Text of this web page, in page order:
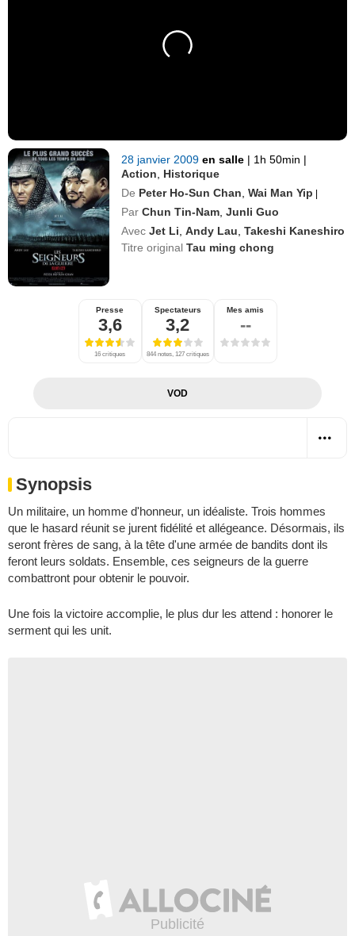
28 janvier 2009en salle | 1h 50min |
Action
Historique
De Peter Ho-Sun Chan ,Wai Man Yip |
Par Chun Tin-Nam ,Junli Guo
Avec Jet Li ,Andy Lau ,Takeshi Kaneshiro
Titre originalTau ming chong
Presse
3,6
16 critiques
Spectateurs
3,2
844 notes, 127 critiques
Mes amis
--
VOD
Synopsis
Un militaire, un homme d'honneur, un idéaliste. Trois hommes
que le hasard réunit se jurent fidélité et allégeance. Désormais, ils
seront frères de sang, à la tête d'une armée de bandits dont ils
feront leurs soldats. Ensemble, ces seigneurs de la guerre
combattront pour obtenir le pouvoir.
Une fois la victoire accomplie, le plus dur les attend : honorer le
serment qui les unit.